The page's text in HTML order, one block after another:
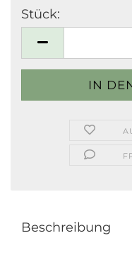
Stück:
Beschreibung